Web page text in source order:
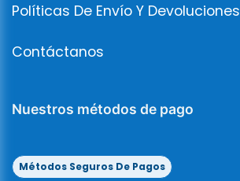
Políticas De Envío Y Devoluciones
Contáctanos
Nuestros métodos de pago
Métodos Seguros De Pagos